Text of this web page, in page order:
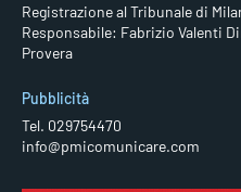
Registrazione al Tribunale di
Responsabile: Fabrizio Valenti
Provera
Pubblicità
Tel. 029754470
info@pmicomunicare.com